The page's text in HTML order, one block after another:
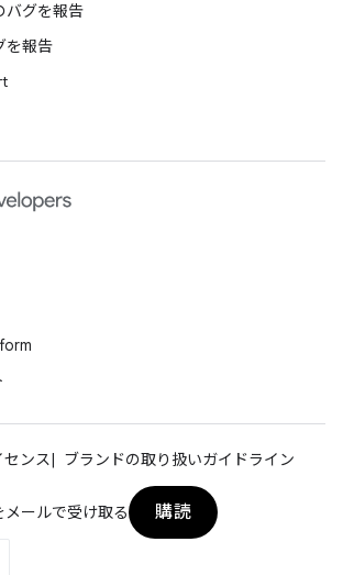
バグを報告
を報告
センス
ブランドの取り扱いガイドライン
ールで受け取る
購読